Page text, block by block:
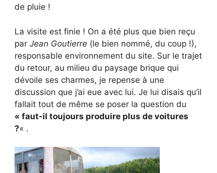
de pluie !
La visite est finie ! On a été plus que bien reçu
par Jean Goutierre (le bien nommé, du coup !),
responsable environnement du site. Sur le trajet
du retour, au milieu du paysage brique qui
dévoile ses charmes, je repense à une
discussion que j’ai eue avec lui. Je lui disais qu’il
fallait tout de même se poser la question du
« faut-il toujours produire plus de voitures
?« .